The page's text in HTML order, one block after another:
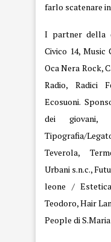
farlo scatenare
I partner della
Civico 14, Music
Oca Nera Rock,
Radio, Radici
Ecosuoni.
dei giovani,
Tipografia/
Teverola,
Urbani s.n.c.,
leone /
Teodoro, Hair
People di S.Maria